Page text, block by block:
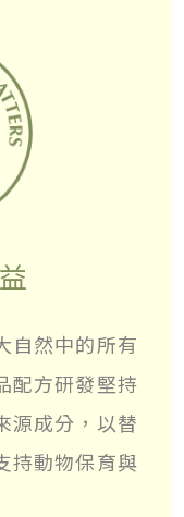
自然中的所有
配方研發堅持
源成分，以替
持動物保育與